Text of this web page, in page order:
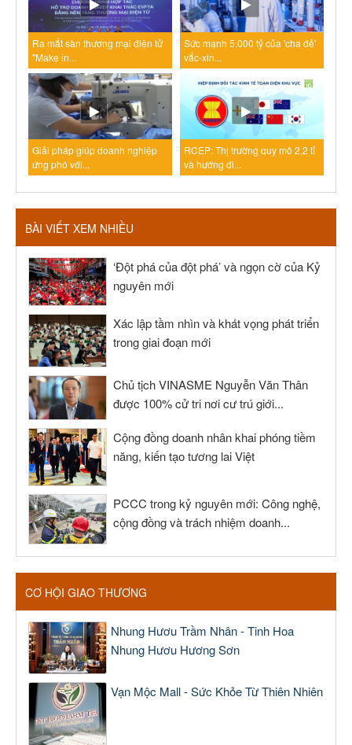
Ra mắt sàn thương mại điện tử
"Make in...
Sức mạnh 5.000 tỷ của 'cha đẻ'
vắc-xin...
Giải pháp giúp doanh nghiệp
ứng phó với...
RCEP: Thị trường quy mô 2,2 tỉ
và hướng đi...
BÀI VIẾT XEM NHIỀU
‘Đột phá của đột phá’ và ngọn cờ của Kỷ
nguyên mới
Xác lập tầm nhìn và khát vọng phát triển
trong giai đoạn mới
Chủ tịch VINASME Nguyễn Văn Thân
được 100% cử tri nơi cư trú giới...
Cộng đồng doanh nhân khai phóng tiềm
năng, kiến tạo tương lai Việt
PCCC trong kỷ nguyên mới: Công nghệ,
cộng đồng và trách nhiệm doanh...
CƠ HỘI GIAO THƯƠNG
Nhung Hươu Trầm Nhân - Tinh Hoa
Nhung Hươu Hương Sơn
Vạn Mộc Mall - Sức Khỏe Từ Thiên Nhiên